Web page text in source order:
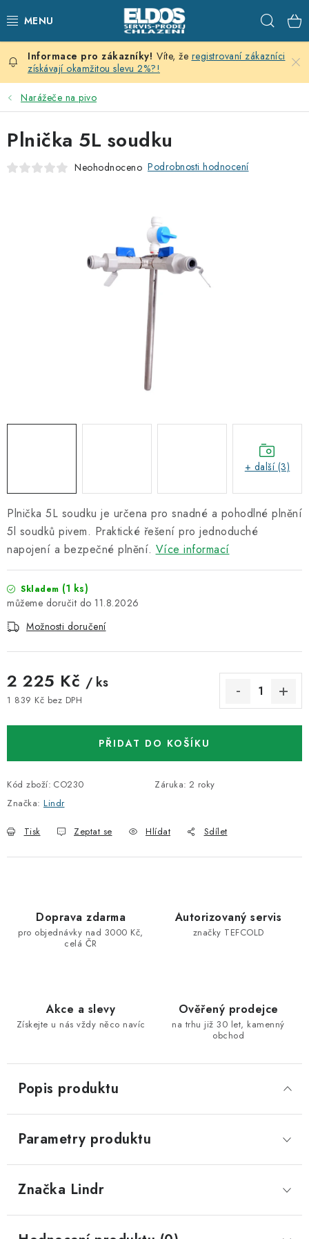
na
PRODEJNÍ CHLAZENÍ
SKLADOVACÍ CHLAZENÍ
CHLAZENÍ PRO PŘÍPRAVU
VÝČEPNÍ ZAŘÍZENÍ
Proč zvolit TEFCOLD
Obchodní podmínky
Víte, že registrovaní zákazníci
získávají okamžitou slevu 2%?!
Narážeče na pivo
Plnička 5L soudku je určena pro snadné a pohodlné plnění
5l soudků pivem. Praktické řešení pro jednoduché
napojení a bezpečné plnění. Více informací
Skladem (1 ks)
11.8.2026
Možnosti doručení
2 225 Kč / ks
1 839 Kč bez DPH
PŘIDAT DO KOŠÍKU
Kód zboží: CO230 Záruka: 2 roky
Značka: Lindr
Tisk Zeptat se Hlídat Sdílet
Plnička 5L soudku
Neohodnoceno Podrobnosti hodnocení
+ další (3)
Doprava zdarma
pro objednávky nad 3000 Kč,
celá ČR
Autorizovaný servis
značky TEFCOLD
Akce a slevy
Získejte u nás vždy něco navíc
Ověřený prodejce
na trhu již 30 let, kamenný
obchod
Popis produktu
Parametry produktu
Značka Lindr